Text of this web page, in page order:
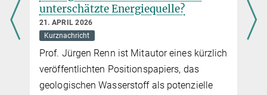
rennoffice@...
Tokio und CMIP-Workshop in Kyoto
13. APRIL 2026
Kurznachricht
Die Generalversammlung des Tipping
Points Modelling Intercomparison Project
(TIPMIP) fand an der Universität Tokio statt